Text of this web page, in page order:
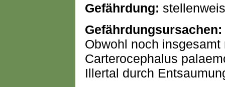
Gefährdung:
Gefährdungsursachen:
Obwohl noch
Carterocephalus
Illertal durch